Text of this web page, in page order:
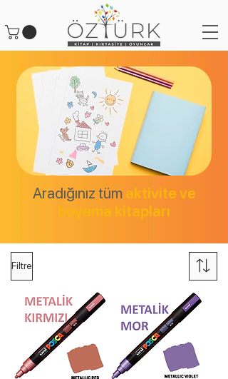
Aradığınız tüm aktivite ve
boyama kitapları
Filtre